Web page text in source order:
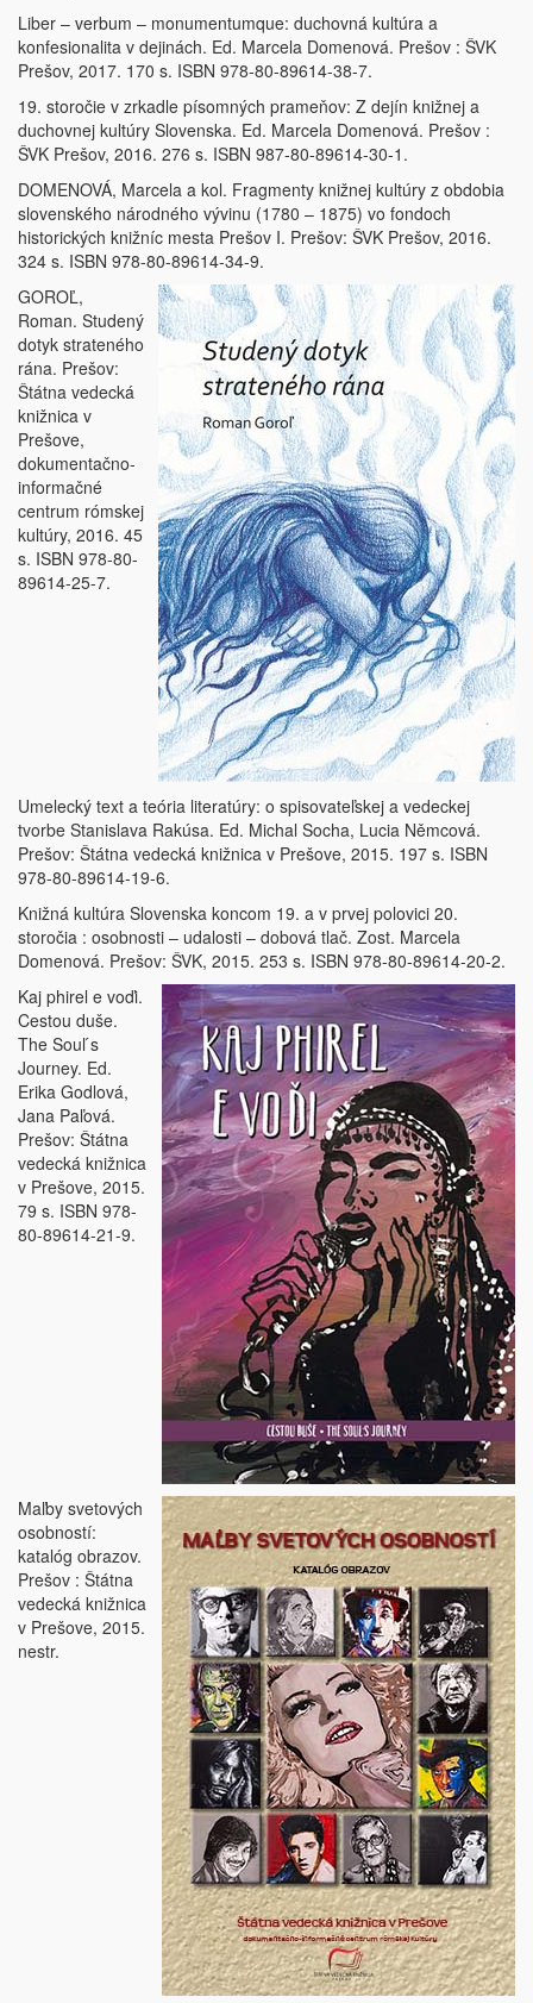
Liber – verbum – monumentumque: duchovná kultúra a
konfesionalita v dejinách. Ed. Marcela Domenová. Prešov : ŠVK
Prešov, 2017. 170 s. ISBN 978-80-89614-38-7.
19. storočie v zrkadle písomných prameňov: Z dejín knižnej a
duchovnej kultúry Slovenska. Ed. Marcela Domenová. Prešov :
ŠVK Prešov, 2016. 276 s. ISBN 987-80-89614-30-1.
DOMENOVÁ, Marcela a kol. Fragmenty knižnej kultúry z obdobia
slovenského národného vývinu (1780 – 1875) vo fondoch
historických knižníc mesta Prešov I. Prešov: ŠVK Prešov, 2016.
324 s. ISBN 978-80-89614-34-9.
GOROĽ,
Roman. Studený
dotyk strateného
rána. Prešov:
Štátna vedecká
knižnica v
Prešove,
dokumentačno-
informačné
centrum rómskej
kultúry, 2016. 45
s. ISBN 978-80-
89614-25-7.
Umelecký text a teória literatúry: o spisovateľskej a vedeckej
tvorbe Stanislava Rakúsa. Ed. Michal Socha, Lucia Němcová.
Prešov: Štátna vedecká knižnica v Prešove, 2015. 197 s. ISBN
978-80-89614-19-6.
Knižná kultúra Slovenska koncom 19. a v prvej polovici 20.
storočia : osobnosti – udalosti – dobová tlač. Zost. Marcela
Domenová. Prešov: ŠVK, 2015. 253 s. ISBN 978-80-89614-20-2.
Kaj phirel e voďi.
Cestou duše.
The Soul ́s
Journey. Ed.
Erika Godlová,
Jana Paľová.
Prešov: Štátna
vedecká knižnica
v Prešove, 2015.
79 s. ISBN 978-
80-89614-21-9.
Maľby svetových
osobností:
katalóg obrazov.
Prešov : Štátna
vedecká knižnica
v Prešove, 2015.
nestr.